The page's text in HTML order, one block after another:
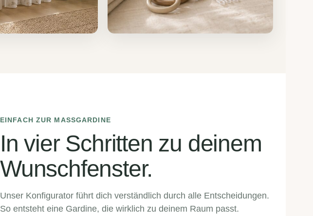
EINFACH ZUR MASSGARDINE
In vier Schritten zu deinem
Wunschfenster.
Unser Konfigurator führt dich verständlich durch alle Entscheidungen.
So entsteht eine Gardine, die wirklich zu deinem Raum passt.